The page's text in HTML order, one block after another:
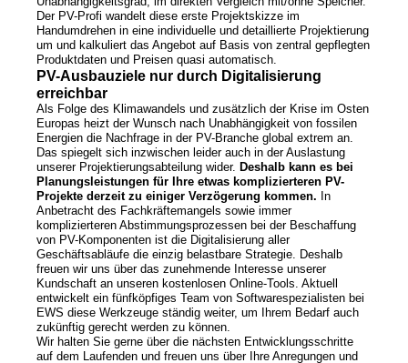
Der PV-Profi wandelt diese erste Projektskizze im
Handumdrehen in eine individuelle und detaillierte Projektierung
um und kalkuliert das Angebot auf Basis von zentral gepflegten
Produktdaten und Preisen quasi automatisch.
PV-Ausbauziele nur durch Digitalisierung
erreichbar
Als Folge des Klimawandels und zusätzlich der Krise im Osten
Europas heizt der Wunsch nach Unabhängigkeit von fossilen
Energien die Nachfrage in der PV-Branche global extrem an.
Das spiegelt sich inzwischen leider auch in der Auslastung
unserer Projektierungsabteilung wider. Deshalb kann es bei
Planungsleistungen für Ihre etwas komplizierteren PV-
Projekte derzeit zu einiger Verzögerung kommen. In
Anbetracht des Fachkräftemangels sowie immer
komplizierteren Abstimmungsprozessen bei der Beschaffung
von PV-Komponenten ist die Digitalisierung aller
Geschäftsabläufe die einzig belastbare Strategie. Deshalb
freuen wir uns über das zunehmende Interesse unserer
Kundschaft an unseren kostenlosen Online-Tools. Aktuell
entwickelt ein fünfköpfiges Team von Softwarespezialisten bei
EWS diese Werkzeuge ständig weiter, um Ihrem Bedarf auch
zukünftig gerecht werden zu können.
Wir halten Sie gerne über die nächsten Entwicklungsschritte
auf dem Laufenden und freuen uns über Ihre Anregungen und